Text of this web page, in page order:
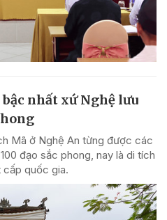
nhất xứ Nghệ lưu
Mã ở Nghệ An từng được các
đạo sắc phong, nay là di tích
quốc gia.